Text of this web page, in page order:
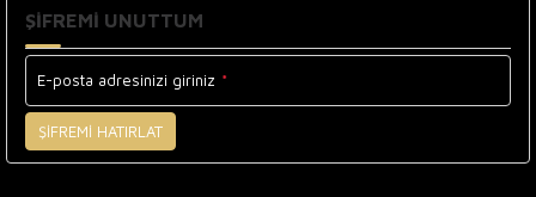
ŞIFREMI UNUTTUM
E-posta adresinizi giriniz *
ŞIFREMI HATIRLAT